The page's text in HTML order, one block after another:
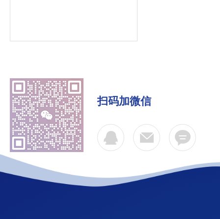
扫码加微信